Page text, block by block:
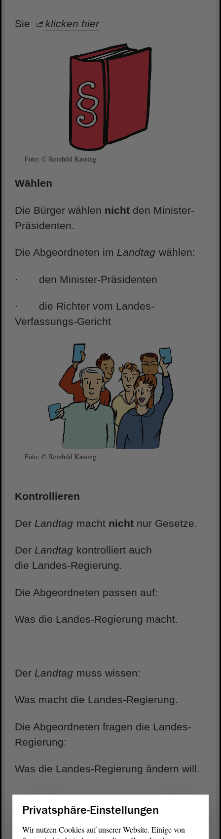
Sie klicken hier
Foto: © Reinhild Kassing
Wählen
Die Bürger wählen nicht den Minister-
Präsidenten.
Die Abgeordneten im Landtag wählen:
· den Minister-Präsidenten
· die Richter vom Landes-
Verfassungs-Gericht
Foto: © Reinhild Kassing
Kontrollieren
Der Landtag macht nicht nur Gesetze.
Der Landtag kontrolliert auch
die Landes-Regierung.
Die Abgeordneten passen auf:
Was die Landes-Regierung macht.
Der Landtag muss wissen:
Was macht die Landes-Regierung.
Die Abgeordneten fragen die Landes-
Regierung:
Was die Landes-Regierung ändern will.
Privatsphäre-Einstellungen
Wir nutzen Cookies auf unserer Website. Einige von